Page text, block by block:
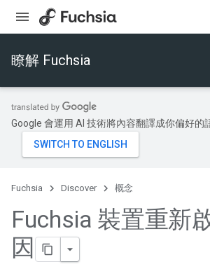
瞭解 Fuchsia
Google 會運用 AI 技術將內容翻譯成你偏好的
Fuchsia Discover 概念
Fuchsia 裝置重新
因